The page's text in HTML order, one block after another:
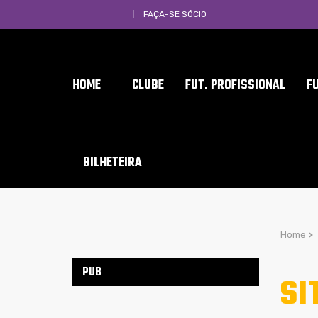
FAÇA-SE SÓCIO
HOME CLUBE FUT. PROFISSIONAL
BILHETEIRA
Home >
PUB